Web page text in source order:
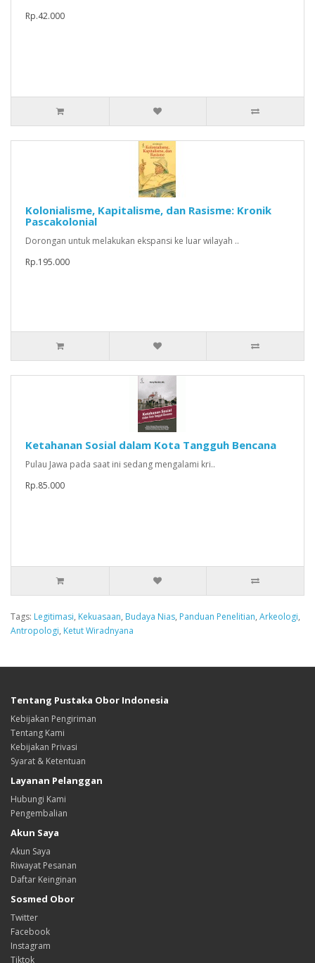
Rp.42.000
Kolonialisme, Kapitalisme, dan Rasisme: Kronik
Pascakolonial
Dorongan untuk melakukan ekspansi ke luar wilayah ..
Rp.195.000
Ketahanan Sosial dalam Kota Tangguh Bencana
Pulau Jawa pada saat ini sedang mengalami kri..
Rp.85.000
Tags: Legitimasi, Kekuasaan, Budaya Nias, Panduan Penelitian, Arkeologi,
Antropologi, Ketut Wiradnyana
Tentang Pustaka Obor Indonesia
Kebijakan Pengiriman
Tentang Kami
Kebijakan Privasi
Syarat & Ketentuan
Layanan Pelanggan
Hubungi Kami
Pengembalian
Akun Saya
Akun Saya
Riwayat Pesanan
Daftar Keinginan
Sosmed Obor
Twitter
Facebook
Instagram
Tiktok